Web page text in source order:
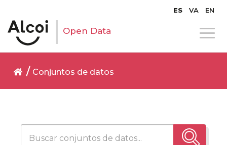
ES VA EN
Open Data
Conjuntos de datos